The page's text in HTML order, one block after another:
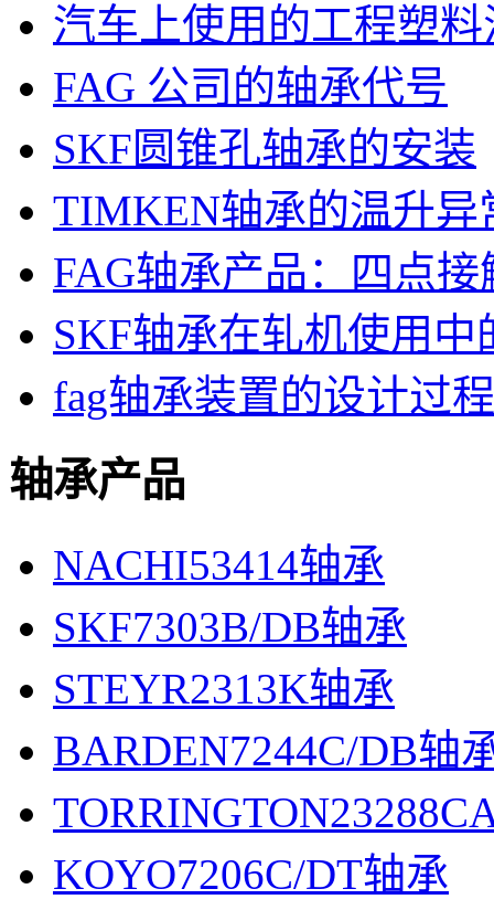
汽车上使用的工程塑
FAG 公司的轴承代号
SKF圆锥孔轴承的安装
TIMKEN轴承的温升异
FAG轴承产品：四点
SKF轴承在轧机使用中
fag轴承装置的设计过程
轴承产品
NACHI53414轴承
SKF7303B/DB轴承
STEYR2313K轴承
BARDEN7244C/DB轴
KOYO7206C/DT轴承